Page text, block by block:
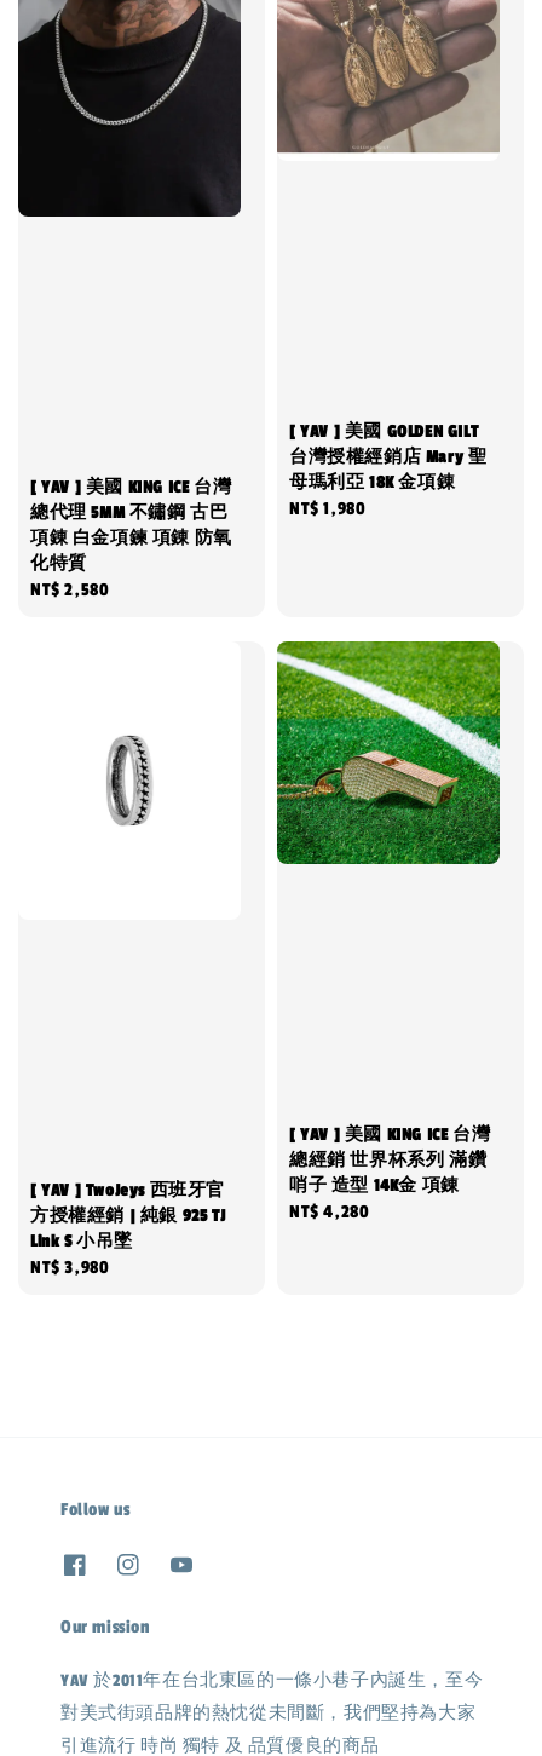
[ YAV ] 美國 KING ICE 台灣
總代理 5MM 不鏽鋼 古巴
項錬 白金項鍊 項錬 防氧
化特質
Regular
NT$ 2,580
[ YAV ] 美國 GOLDEN GILT
台灣授權經銷店 Mary 聖
母瑪利亞 18K 金項錬
Regular
NT$ 1,980
[ YAV ] TwoJeys 西班牙官
方授權經銷 | 純銀 925 TJ
Link S 小吊墜
Regular
NT$ 3,980
[ YAV ] 美國 KING ICE 台灣
總經銷 世界杯系列 滿鑽
哨子 造型 14K金 項錬
Regular
NT$ 4,280
Follow us
Our mission
YAV 於2011年在台北東區的一條小巷子內誕生，至今
對美式街頭品牌的熱忱從未間斷，我們堅持為大家
引進流行 時尚 獨特 及 品質優良的商品